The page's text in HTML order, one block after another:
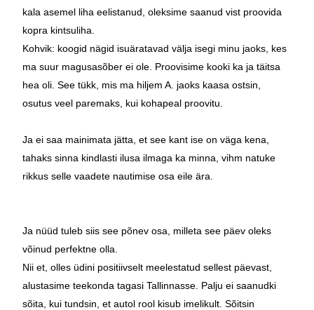
kala asemel liha eelistanud, oleksime saanud vist proovida
kopra kintsuliha.
Kohvik: koogid nägid isuäratavad välja isegi minu jaoks, kes
ma suur magusasõber ei ole. Proovisime kooki ka ja täitsa
hea oli. See tükk, mis ma hiljem A. jaoks kaasa ostsin,
osutus veel paremaks, kui kohapeal proovitu.
Ja ei saa mainimata jätta, et see kant ise on väga kena,
tahaks sinna kindlasti ilusa ilmaga ka minna, vihm natuke
rikkus selle vaadete nautimise osa eile ära.
Ja nüüd tuleb siis see põnev osa, milleta see päev oleks
võinud perfektne olla.
Nii et, olles üdini positiivselt meelestatud sellest päevast,
alustasime teekonda tagasi Tallinnasse. Palju ei saanudki
sõita, kui tundsin, et autol rool kisub imelikult. Sõitsin